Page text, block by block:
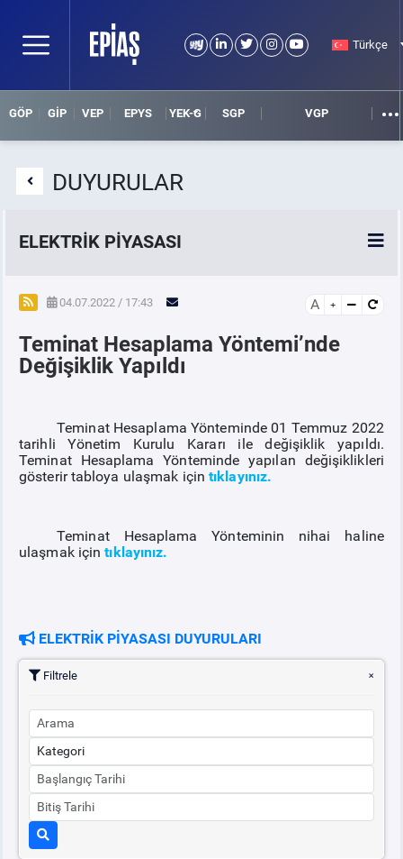
Türkçe
GÖP GİP VEP EPYS YEK-G SGP VGP
DUYURULAR
ELEKTRİK PİYASASI
SPOT ELEKTRİK PİYASALARI
ÖRNEK FİNANS BELGELERİ
PİYASAKAYIT SÜRECİ
MALİ UZLAŞTIRMA
BÜLTENLER
DUYURULAR
BT HİZMET YÖNETİM SİSTEMİ POLİTİKAMIZ
04.07.2022 / 17:43 A
Teminat Hesaplama Yöntemi’nde
Değişiklik Yapıldı
Teminat Hesaplama Yönteminde 01 Temmuz 2022
tarihli Yönetim Kurulu Kararı ile değişiklik yapıldı.
Teminat Hesaplama Yönteminde yapılan değişiklikleri
gösterir tabloya ulaşmak içintıklayınız.
Teminat Hesaplama Yönteminin nihai haline
ulaşmak için tıklayınız.
ELEKTRİK PİYASASI DUYURULARI
Filtrele